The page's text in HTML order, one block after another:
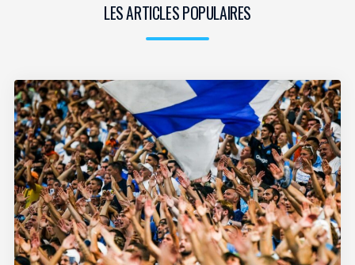
LES ARTICLES POPULAIRES